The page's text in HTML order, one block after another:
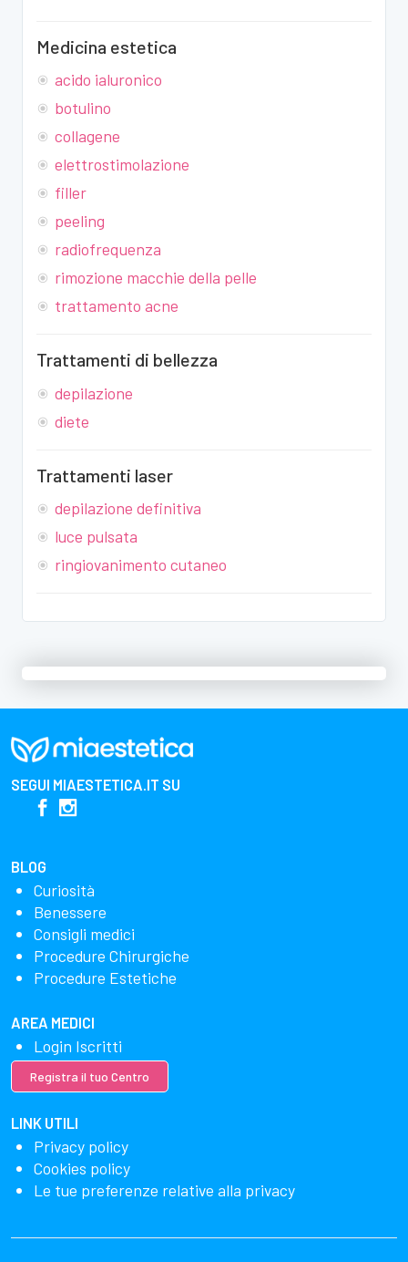
Medicina estetica
acido ialuronico
botulino
collagene
elettrostimolazione
filler
peeling
radiofrequenza
rimozione macchie della pelle
trattamento acne
Trattamenti di bellezza
depilazione
diete
Trattamenti laser
depilazione definitiva
luce pulsata
ringiovanimento cutaneo
SEGUI MIAESTETICA.IT SU
BLOG
Curiosità
Benessere
Consigli medici
Procedure Chirurgiche
Procedure Estetiche
AREA MEDICI
Login Iscritti
Registra il tuo Centro
LINK UTILI
Privacy policy
Cookies policy
Le tue preferenze relative alla privacy